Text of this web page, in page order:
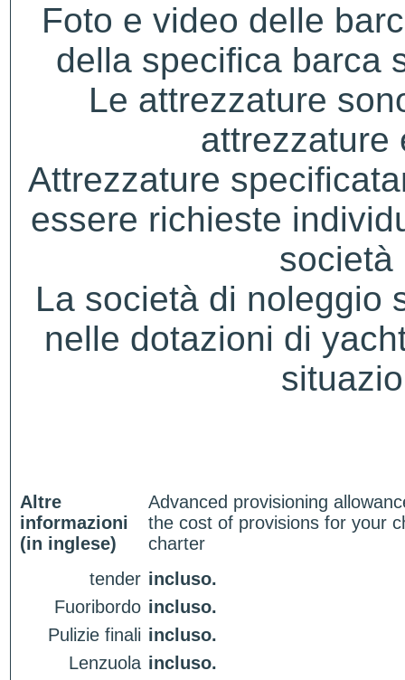
Foto e video delle
della specifica barca
Le attrezzature
attrezzature
Attrezzature
essere richieste
società
La società di noleggio
nelle dotazioni di
Altre
informazioni
(in inglese)
Advanced provisioning
the cost of provisions for your
charter
tender incluso.
Fuoribordo incluso.
Pulizie finali incluso.
Lenzuola incluso.